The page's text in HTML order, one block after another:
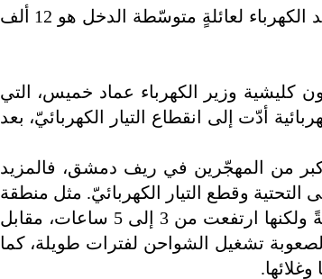
ويؤكّد المحلل الاقتصاديّ سمير الطويل: "أن الحدّ الأدنى لتكلفة توليد الكهرباء لعائلةٍ متوسّطة الدخل هو 12 ألف
كليشية وزير الكهرباء عماد خميس، التي
أدّت إلى انقطاع التيار الكهربائيّ، بعد
من المهجّرين في ريف دمشق، فالمزيد
وقطع التيار الكهربائيّ. مثل منطقة
جرمانا، حيث أفادنا أحد القاطنين فيها أن مدّة الانقطاع كانت منتظمةً ولكنها ارتفعت من 3 إلى 5 ساعات، مقابل
تشغيل الشواحن لفترات طويلة، كما